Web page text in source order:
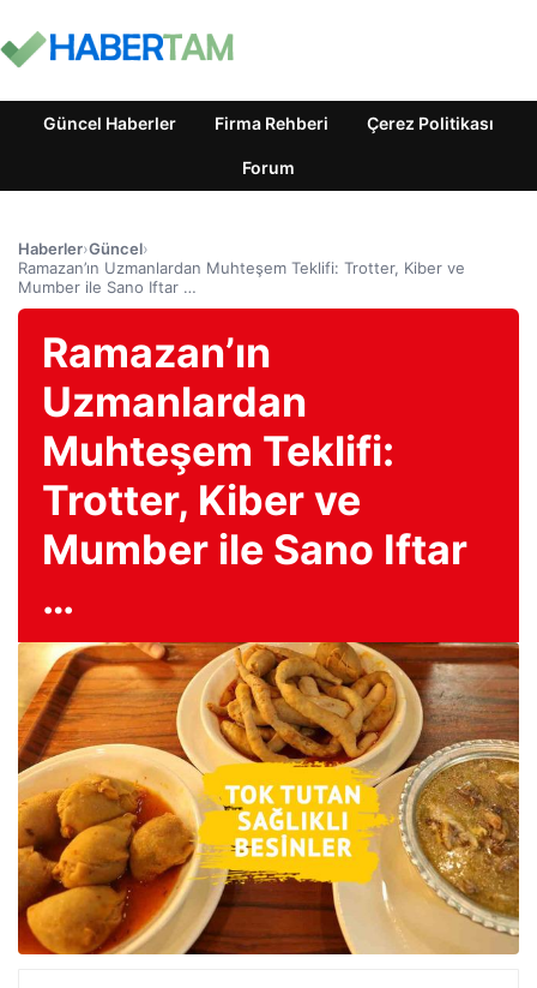
Güncel Haberler Firma Rehberi Çerez Politikası
Forum
Haberler›Güncel›
Ramazan’ın Uzmanlardan Muhteşem Teklifi: Trotter, Kiber ve
Mumber ile Sano Iftar …
Ramazan’ın
Uzmanlardan
Muhteşem Teklifi:
Trotter, Kiber ve
Mumber ile Sano Iftar
…